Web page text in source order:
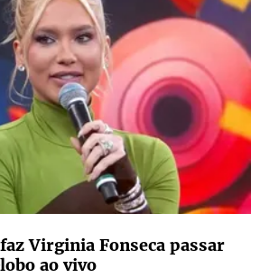
Virginia Fonseca passar
ao vivo